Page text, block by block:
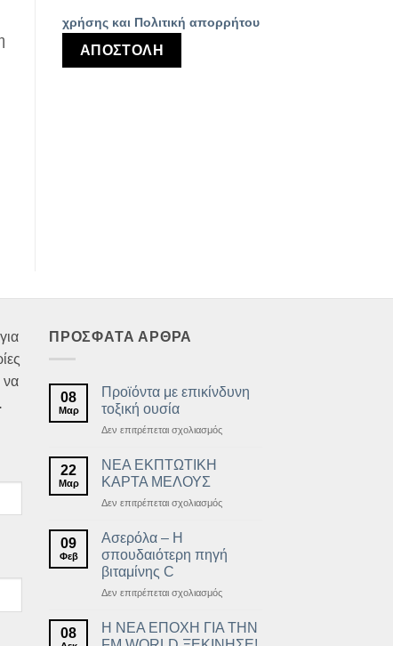
χρήσης και Πολιτική απορρήτου
να
ΠΡΟΣΦΑΤΑ ΑΡΘΡΑ
08
Μαρ
Προϊόντα με επικίνδυνη
τοξική ουσία
Δεν επιτρέπεται σχολιασμόςστο
ουσία
22
Μαρ
ΝΕΑ ΕΚΠΤΩΤΙΚΗ
ΚΑΡΤΑ ΜΕΛΟΥΣ
Δεν επιτρέπεται σχολιασμόςστο
ΚΑΡΤΑ
ΜΕΛΟΥΣ
09
Φεβ
Ασερόλα – Η
σπουδαιότερη πηγή
βιταμίνης C
Δεν επιτρέπεται σχολιασμόςστο
Η
08
Η ΝΕΑ ΕΠΟΧΗ ΓΙΑ ΤΗΝ